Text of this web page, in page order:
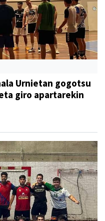
Urnietan gogotsu
giro apartarekin